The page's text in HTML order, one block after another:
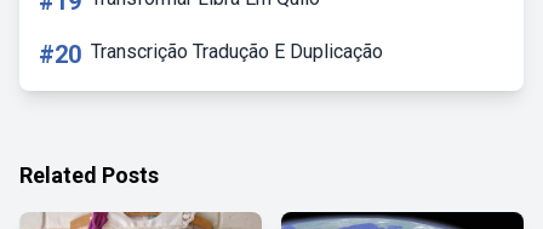
#20 Transcrição Tradução E Duplicação
Related Posts